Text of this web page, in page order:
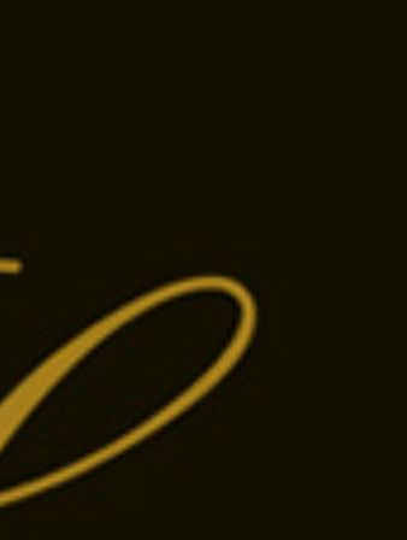
Híváshoz koppints a telefonszámra